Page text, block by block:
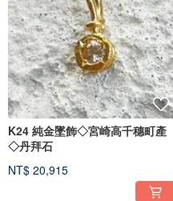
展覽，特別活動，獎項等
2008-2011
◆參加“並排，邊對邊”（Silver Smith
作品：“兔子皇帝（銀製糖罐+湯匙）”
海門林納城堡，海門林納，芬蘭
在利物浦大學皇家康沃爾博物館展出。
2009年
５第5屆雪設計大獎（石川縣）
作品：《雪人糖罐》榮譽獎
2013年
◆在瓦洛的個展（大阪/北歐家具店）
K24 純金墜飾◇宮崎高千穗町產
◇丹拜石
NT$ 20,915